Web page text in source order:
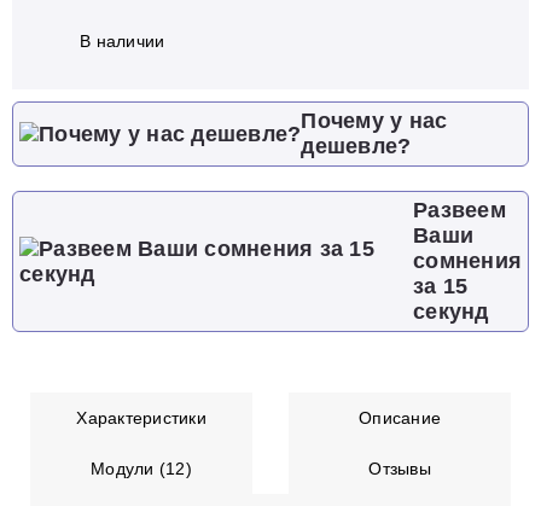
В наличии
Почему у нас
дешевле?
Развеем
Ваши
сомнения
за 15
секунд
Характеристики Описание
Модули (12) Отзывы